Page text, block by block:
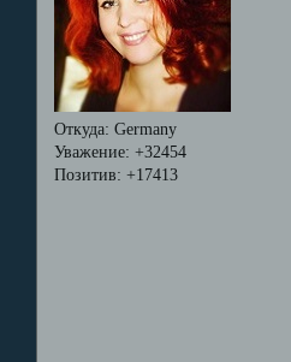
Откуда: Germany
Уважение: +32454
Позитив: +17413